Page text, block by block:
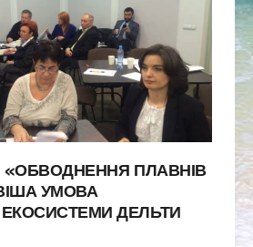
«ОБВОДНЕННЯ ПЛАВНІВ
УМОВА
ДЕЛЬТИ